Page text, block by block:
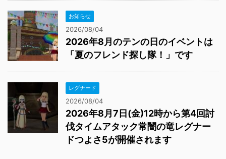
お知らせ
2026/08/04
2026年8月のテンの日のイベントは
「夏のフレンド探し隊！」です
レグナード
2026/08/04
2026年8月7日(金)12時から第4回討
伐タイムアタック常闇の竜レグナー
ドつよさ5が開催されます